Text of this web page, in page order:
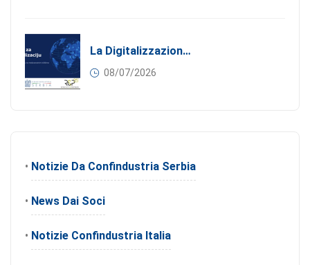
La Digitalizzazione Come Motore Dell’internazionalizzazione
08/07/2026
• Notizie Da Confindustria Serbia
• News Dai Soci
• Notizie Confindustria Italia